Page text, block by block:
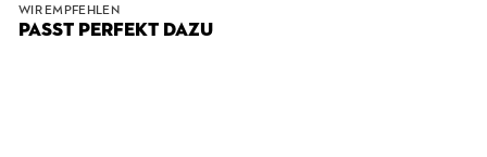
WIR EMPFEHLEN
PASST PERFEKT DAZU